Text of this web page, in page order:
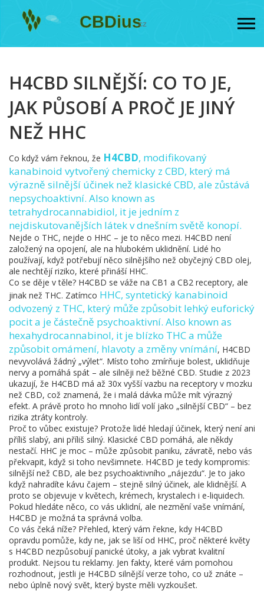
H4CBD SILNĚJŠÍ: CO TO JE,
JAK PŮSOBÍ A PROČ JE JINÝ
NEŽ HHC
Co když vám řeknou, že H4CBD, modifikovaný
kanabinoid vytvořený chemicky z CBD, který má
výrazně silnější účinek než klasické CBD, ale zůstává
nepsychoaktivní. Also known as
tetrahydrocannabidiol, it je jedním z
nejdiskutovanějších látek v dnešním světě konopí.
Nejde o THC, nejde o HHC – je to něco mezi. H4CBD není
založený na opojení, ale na hlubokém uklidnění. Lidé ho
používají, když potřebují něco silnějšího než obyčejný CBD olej,
ale nechtějí riziko, které přináší HHC.
Co se děje v těle? H4CBD se váže na CB1 a CB2 receptory, ale
jinak než THC. Zatímco HHC, syntetický kanabinoid
odvozený z THC, který může způsobit lehký euforický
pocit a je částečně psychoaktivní. Also known as
hexahydrocannabinol, it je blízko THC a může
způsobit omámení, hlavoty a změny vnímání, H4CBD
nevyvolává žádný „výlet“. Místo toho zmírňuje bolest, uklidňuje
nervy a pomáhá spát – ale silněji než běžné CBD. Studie z 2023
ukazují, že H4CBD má až 30x vyšší vazbu na receptory v mozku
než CBD, což znamená, že i malá dávka může mít výrazný
efekt. A právě proto ho mnoho lidí volí jako „silnější CBD“ – bez
rizika ztráty kontroly.
Proč to vůbec existuje? Protože lidé hledají účinek, který není ani
příliš slabý, ani příliš silný. Klasické CBD pomáhá, ale někdy
nestačí. HHC je moc – může způsobit paniku, závratě, nebo vás
překvapit, když si toho nevšimnete. H4CBD je tedy kompromis:
silnější než CBD, ale bez psychoaktivního „nájezdu“. Je to jako
když nahradíte kávu čajem – stejně silný účinek, ale klidnější. A
proto se objevuje v květech, krémech, krystalech i e-liquidech.
Pokud hledáte něco, co vás uklidní, ale nezmění vaše vnímání,
H4CBD je možná ta správná volba.
Co vás čeká níže? Přehled, který vám řekne, kdy H4CBD
opravdu pomůže, kdy ne, jak se liší od HHC, proč některé květy
s H4CBD nezpůsobují panické útoky, a jak vybrat kvalitní
produkt. Nejsou tu reklamy. Jen fakty, které vám pomohou
rozhodnout, jestli je H4CBD silnější verze toho, co už znáte –
nebo úplně nový svět, který byste měli vyzkoušet.